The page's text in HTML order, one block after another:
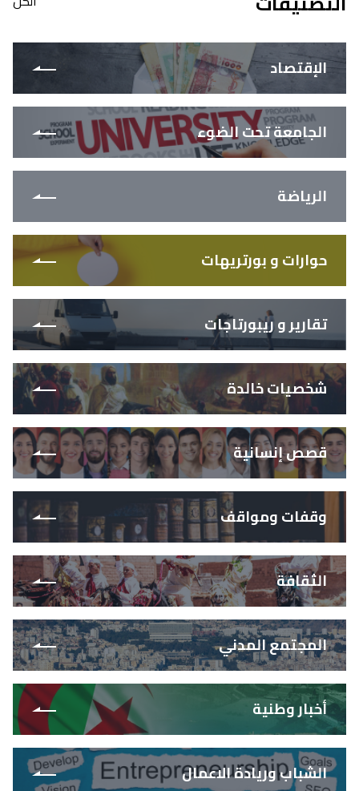
الإقتصاد
الجامعة تحت الضوء
الرياضة
حوارات و بورتريهات
تقارير و ريبورتاجات
شخصيات خالدة
قصص إنسانية
وقفات ومواقف
الثقافة
المجتمع المدني
أخبار وطنية
الشباب وريادة الاعمال